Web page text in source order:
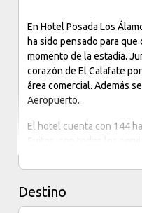
En Hotel Posada Los
ha sido pensado para
momento de la estadía.
corazón de El Calafate
área comercial. Además
Aeropuerto.
El hotel cuenta con 144
Suites, con todos los
a los jardines, y a la
Destino